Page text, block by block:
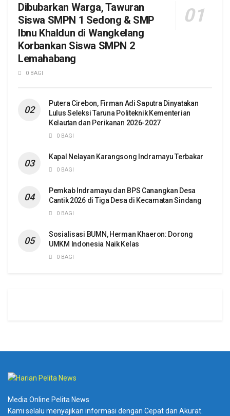
Dibubarkan Warga, Tawuran
Siswa SMPN 1 Sedong & SMP
Ibnu Khaldun di Wangkelang
Korbankan Siswa SMPN 2
Lemahabang
0 BAGI
Putera Cirebon, Firman Adi Saputra Dinyatakan
Lulus Seleksi Taruna Politeknik Kementerian
Kelautan dan Perikanan 2026-2027
0 BAGI
Kapal Nelayan Karangsong Indramayu Terbakar
0 BAGI
Pemkab Indramayu dan BPS Canangkan Desa
Cantik 2026 di Tiga Desa di Kecamatan Sindang
0 BAGI
Sosialisasi BUMN, Herman Khaeron: Dorong
UMKM Indonesia Naik Kelas
0 BAGI
Media Online Pelita News
Kami selalu menyajikan informasi dengan Cepat dan Akurat.